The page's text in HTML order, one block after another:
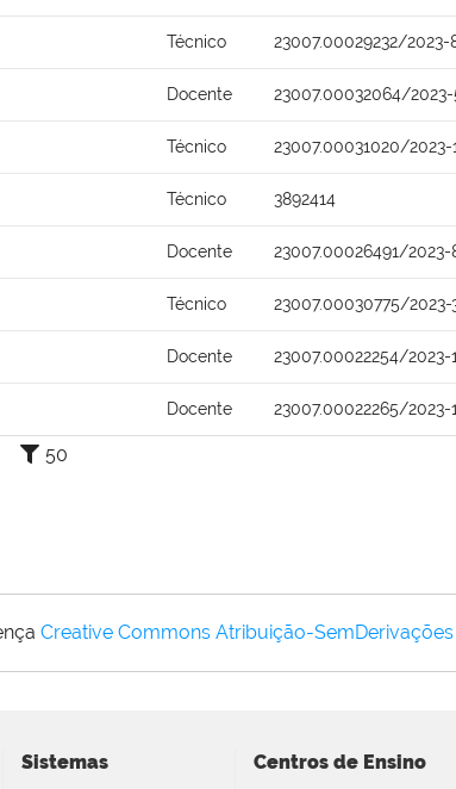
Técnico 23007.00029232/2023-
Docente 23007.00032064/
Técnico 23007.00031020/2023-
Técnico 3892414
Docente 23007.00026491/2023-
Técnico 23007.00030775/2023-
Docente 23007.00022254/2023-
Docente 23007.00022265/2023-
50
Creative Commons Atribuição-
Sistemas Centros de Ensino